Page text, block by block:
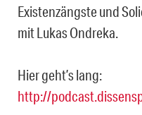
Existenzängste und
mit Lukas Ondreka.
Hier geht’s lang:
http://